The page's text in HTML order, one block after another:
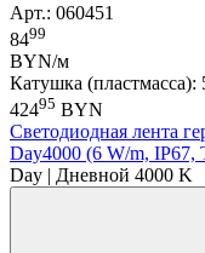
Арт.: 060451
8499
BYN/м
Катушка (пластмасса):
42495 BYN
Светодиодная лента
Day4000 (6 W/m,
Day | Дневной 4000 K